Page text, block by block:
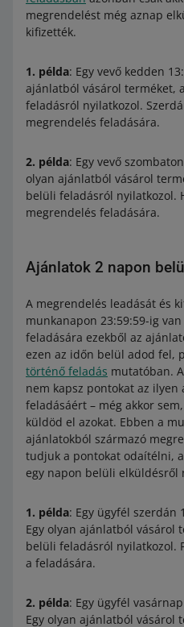
megrendelést még aznap
kifizették.
1. példa: Egy vevő kedden
ajánlatból vásárol terméket,
feladásról nyilatkozol.
megrendelés feladására.
2. példa: Egy vevő
olyan ajánlatból vásárol
belüli feladásról nyilatkozol.
megrendelés feladására.
Ajánlatok 2 napon
A megrendelés leadását és
munkanapon 23:59:59-ig
feladására ezekből az
ezen az időn belül adod fel,
történő feladás mutatóban. A
nem kapsz pontokat az
feladásáért – még akkor
küldöd el azokat. Ebben a
ajánlatokból származó
tudjuk a pontokat odaítélni,
egy napon belüli elküldésről
1. példa: Egy ügyfél szerdán
Egy olyan ajánlatból vásárol
belüli feladásról nyilatkozol.
a feladására.
2. példa: Egy ügyfél
Egy olyan ajánlatból vásárol